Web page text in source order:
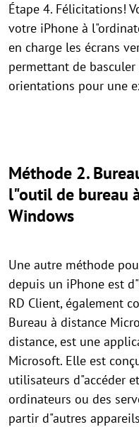
Étape 4. Félicitations!
votre iPhone à
en charge les écrans
permettant de
orientations pour une
Méthode 2.
l"outil de bureau
Windows
Une autre méthode
depuis un iPhone est
RD Client, également
Bureau à distance
distance, est une
Microsoft. Elle est
utilisateurs d"accéder
ordinateurs ou des
partir d"autres